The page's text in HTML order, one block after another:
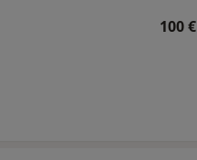
100 €